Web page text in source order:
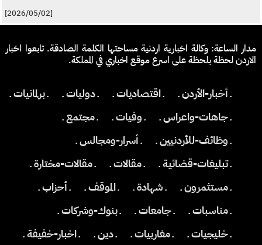
[2026/05/02]
مدار الساعة: وكالة اخبارية اردنية مساحتها الكلمة الصادقة. تابعوا اخبار
الاردن لحظة بلحظة على اسرع موقع اخباري في المملكة.
ـ أخبار-الأردن ـ ـ اقتصاديات ـ ـ دوليات ـ
ـ برلمانيات ـ
ـ جاهات-واعراس ـ
ـ وفيات ـ
ـ مجتمع ـ
ـ وظائف-للأردنيين ـ
ـ أسرار-ومجالس ـ
ـ تبليغات-قضائية ـ
ـ مقالات ـ
ـ مقالات-مختارة ـ
ـ مستثمرون ـ
ـ شهادة ـ ـ الموقف ـ
ـ أحزاب ـ
ـ مناسبات ـ
ـ جامعات ـ
ـ بنوك-وشركات ـ
ـ خليجيات ـ
ـ مغاربيات ـ ـ دين ـ ـ اخبار-خفيفة ـ